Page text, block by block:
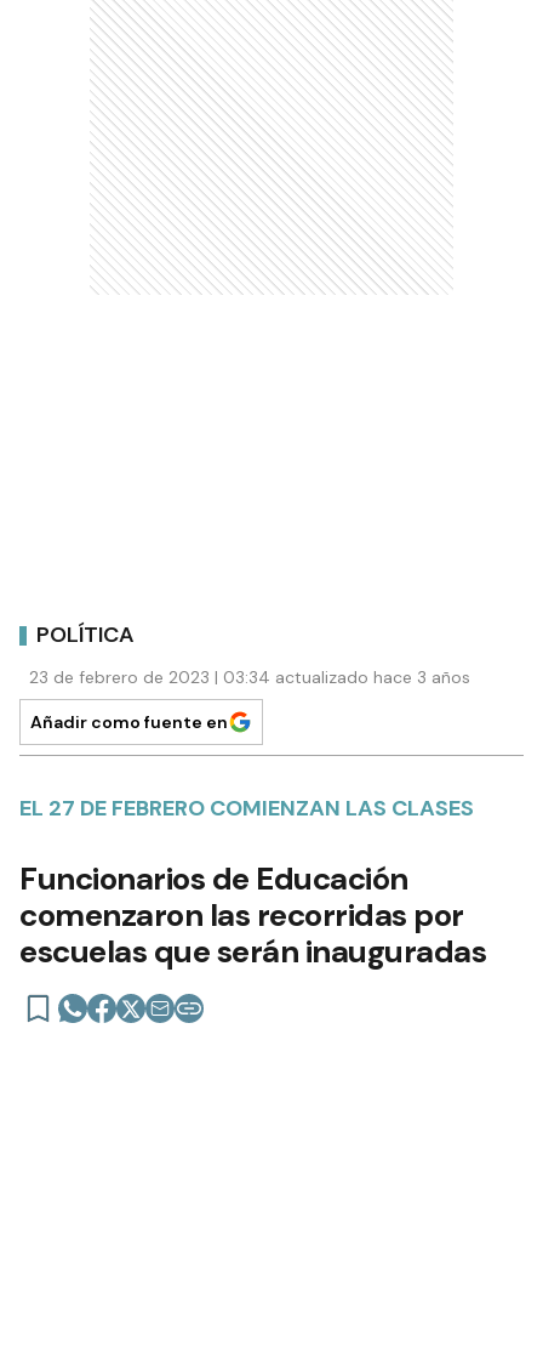
POLÍTICA
23 de febrero de 2023 | 03:34 actualizado hace 3 años
Añadir como fuente en
EL 27 DE FEBRERO COMIENZAN LAS CLASES
Funcionarios de Educación
comenzaron las recorridas por
escuelas que serán inauguradas